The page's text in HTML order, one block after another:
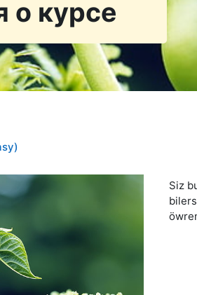
о курсе
Siz